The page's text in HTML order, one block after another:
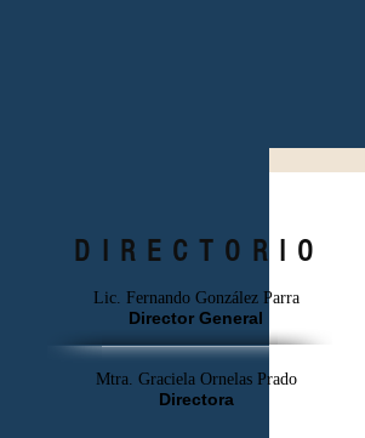
DIRECTORIO
Lic. Fernando González Parra
Director General
Mtra. Graciela Ornelas Prado
Directora